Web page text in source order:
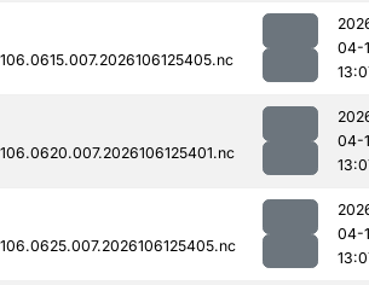
04-
04-
04-